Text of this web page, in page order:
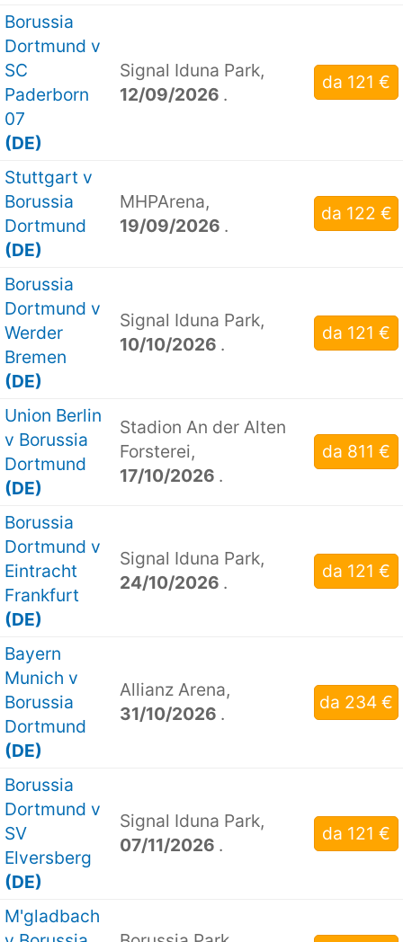
Borussia
Dortmund v
SC
Paderborn
07
(DE)
Signal Iduna Park,
12/09/2026 .
da 121 €
Stuttgart v
Borussia
Dortmund
(DE)
MHPArena,
19/09/2026 .
da 122 €
Borussia
Dortmund v
Werder
Bremen
(DE)
Signal Iduna Park,
10/10/2026 .
da 121 €
Union Berlin
v Borussia
Dortmund
(DE)
Stadion An der Alten
Forsterei,
17/10/2026 .
da 811 €
Borussia
Dortmund v
Eintracht
Frankfurt
(DE)
Signal Iduna Park,
24/10/2026 .
da 121 €
Bayern
Munich v
Borussia
Dortmund
(DE)
Allianz Arena,
31/10/2026 .
da 234 €
Borussia
Dortmund v
SV
Elversberg
(DE)
Signal Iduna Park,
07/11/2026 .
da 121 €
M'gladbach